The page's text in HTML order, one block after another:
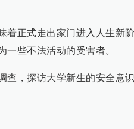
着正式走出家门进入人生新
一些不法活动的受害者。
查，探访大学新生的安全意